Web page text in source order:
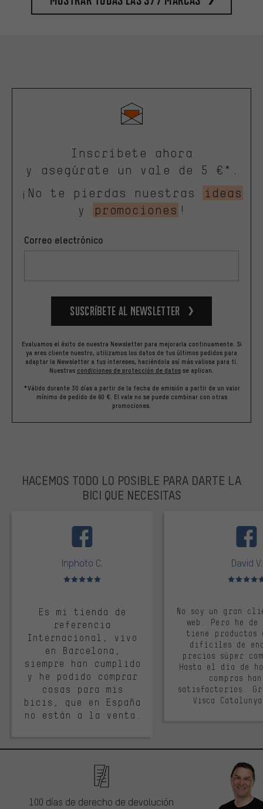
Inscríbete ahora
y asegúrate un vale de 5 €*.
¡No te pierdas nuestras
ideas
y
promociones !
Correo electrónico
Suscríbete al newsletter
Evaluamos el éxito de nuestra Newsletter para mejorarla continuamente. Si
ya eres cliente nuestro, utilizamos los datos de tus últimos pedidos para
adaptar la Newsletter a tus intereses, haciéndola así más valiosa para ti.
Nuestras condiciones de protección de datos se aplican.
*Válido durante 30 días a partir de la fecha de emisión a partir de un valor
mínimo de pedido de 60 €. El vale no se puede combinar con otras
promociones.
HACEMOS TODO LO POSIBLE PARA DARTE LA
BICI QUE NECESITAS
Inphoto C.
Valoración media: 5 de 5
Es mi tienda de
referencia
Internacional, vivo
en Barcelona,
siempre han cumplido
y he podido comprar
cosas para mis
bicis, que en España
no están a la venta.
David V.
Valoración
No soy un gran
web. Pero he
tiene productos
difíciles de
precios súper
Hasta el día de
compras
satisfactorios.
Visca
100 días de derecho de devolución